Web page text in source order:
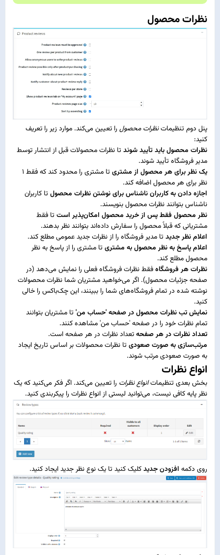
نظرات محصول
پنل دوم تنظیماتنظرات محصول را تعیین می‌کند. موارد زیر را تعریف
کنید:
نظرات محصول باید تأیید شوند تا نظرات محصولات قبل از انتشار توسط
مدیر فروشگاه تأیید شوند.
یک نظر برای هر محصول از مشتری
تا مشتری را محدود کند که فقط 1
نظر برای هر محصول اضافه کند.
اجازه دادن به کاربران ناشناس برای نوشتن نظرات محصول تا کاربران
ناشناس بتوانند نظرات محصول بنویسند.
نظر محصول فقط پس از خرید محصول امکان‌پذیر است تا فقط
مشتریانی که قبلاً محصول را سفارش داده‌اند بتوانند نظر بدهند.
اعلام نظر جدید تا مدیر فروشگاه را از نظرات جدید عمومی مطلع کند.
اعلام پاسخ به نظر محصول به مشتری تا مشتری را از پاسخ به نظر
محصول مطلع کند.
نظرات هر فروشگاهفقط نظرات فروشگاه فعلی را نمایش می‌دهد (در
صفحه جزئیات محصول). اگر می‌خواهید مشتریان شما نظرات محصولات
نوشته شده در تمام فروشگاه‌های شما را ببینند، این چک‌باکس را خالی
کنید.
نمایش تب نظرات محصول در صفحه 'حساب من' تا مشتریان بتوانند
تمام نظرات خود را در صفحه 'حساب من' مشاهده کنند.
تعداد نظرات در هر صفحهتعداد نظرات در هر صفحه است.
مرتب‌سازی به صورت صعودی تا نظرات محصولات بر اساس تاریخ ایجاد
به صورت صعودی مرتب شوند.
انواع نظرات
بخش بعدی تنظیماتانواع نظرات را تعیین می‌کند. اگر فکر می‌کنید که یک
نظر پایه کافی نیست، می‌توانید لیستی از انواع نظرات را پیکربندی کنید.
روی دکمه افزودن جدیدکلیک کنید تا یک نوع نظر جدید ایجاد کنید.